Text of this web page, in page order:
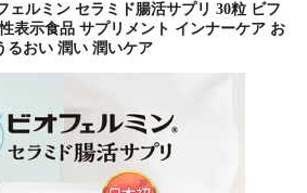
ェルミン セラミド腸活サプリ 30粒 ビフ
表示食品 サプリメント インナーケア お
るおい 潤い 潤いケア